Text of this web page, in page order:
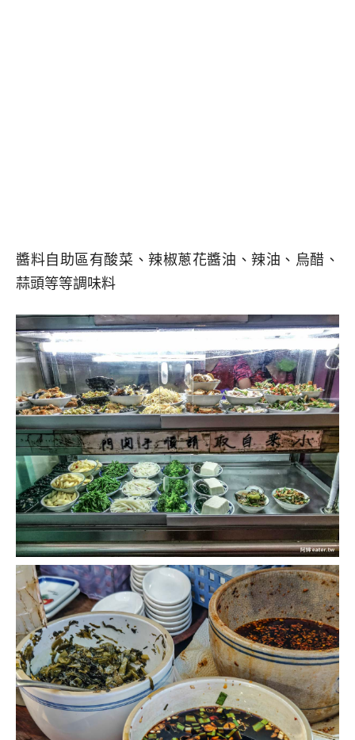
醬料自助區有酸菜、辣椒蔥花醬油、辣油、烏醋、
蒜頭等等調味料